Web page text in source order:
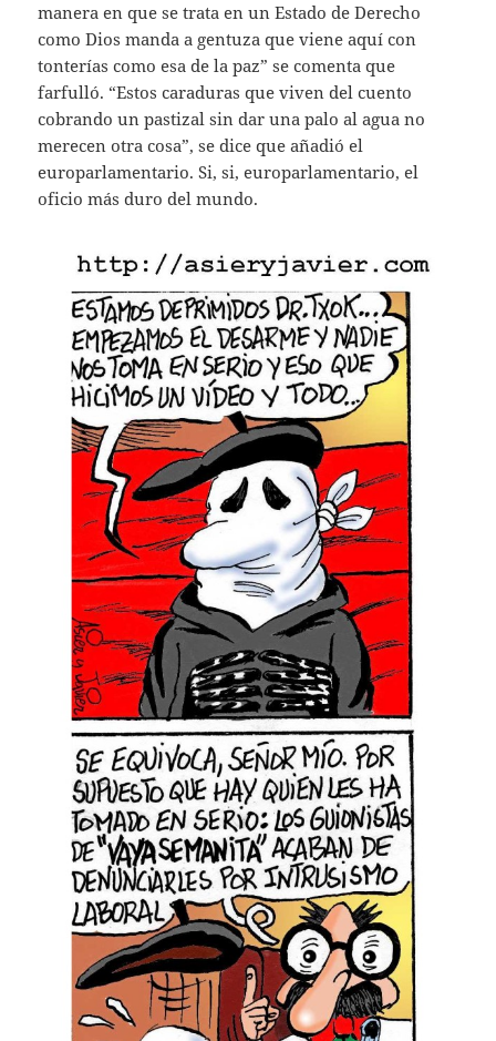
manera en que se trata en un Estado de Derecho
como Dios manda a gentuza que viene aquí con
tonterías como esa de la paz” se comenta que
farfulló. “Estos caraduras que viven del cuento
cobrando un pastizal sin dar una palo al agua no
merecen otra cosa”, se dice que añadió el
europarlamentario. Si, si, europarlamentario, el
oficio más duro del mundo.